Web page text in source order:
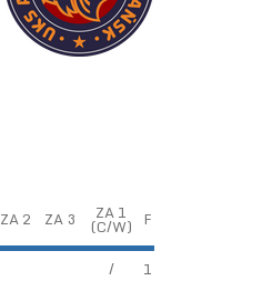
ZA 2 ZA 3 ZA 1
(C/W) F
/ 1